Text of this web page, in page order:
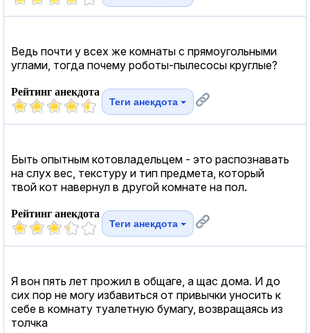
Ведь почти у всех же комнаты с прямоугольными
углами, тогда почему роботы-пылесосы круглые?
Рейтинг анекдота
Теги анекдота
Быть опытным котовладельцем - это распознавать
на слух вес, текстуру и тип предмета, который
твой кот навернул в другой комнате на пол.
Рейтинг анекдота
Теги анекдота
Я вон пять лет прожил в общаге, а щас дома. И до
сих пор не могу избавиться от привычки уносить к
себе в комнату туалетную бумагу, возвращаясь из
толчка